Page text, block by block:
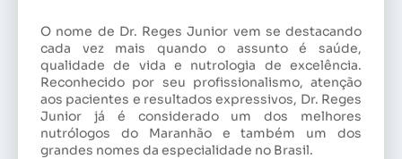
O nome de Dr. Reges Junior vem se destacando
cada vez mais quando o assunto é saúde,
qualidade de vida e nutrologia de excelência.
Reconhecido por seu profissionalismo, atenção
aos pacientes e resultados expressivos, Dr. Reges
Junior já é considerado um dos melhores
nutrólogos do Maranhão e também um dos
grandes nomes da especialidade no Brasil.